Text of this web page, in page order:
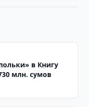
в Книгу
млн. сумов